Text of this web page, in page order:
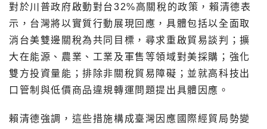
對於川普政府啟動對台32%高關稅的政策，賴清德表
示，台灣將以實質行動展現回應，具體包括以全面取
消台美雙邊關稅為共同目標，尋求重啟貿易談判；擴
大在能源、農業、工業及軍售等領域對美採購；強化
雙方投資量能；排除非關稅貿易障礙；並就高科技出
口管制與低價商品違規轉運問題提出具體因應。
賴清德強調，這些措施構成臺灣因應國際經貿局勢變